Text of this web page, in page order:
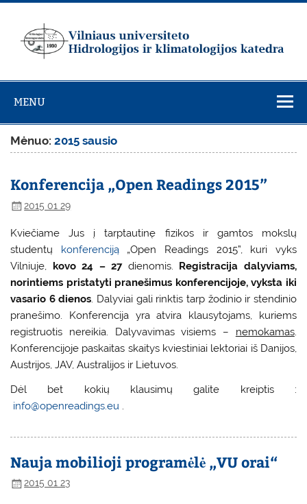
Skip
universiteto
Hidrologijos ir
klimatologijos
katedra
MENU
Mėnuo:2015 sausio
Konferencija „Open Readings 2015”
2015 01 29
Kviečiame Jus į tarptautinę fizikos ir gamtos mokslų
studentų
konferenciją„Open Readings 2015”, kuri vyks
Vilniuje,
kovo 24 – 27dienomis.
Registracija dalyviams,
norintiems pristatyti pranešimus konferencijoje, vyksta iki
vasario 6 dienos. Dalyviai gali rinktis tarp žodinio ir stendinio
pranešimo. Konferencija yra atvira klausytojams, kuriems
registruotis nereikia. Dalyvavimas visiems – nemokamas.
Konferencijoje paskaitas skaitys kviestiniai lektoriai iš Danijos,
Austrijos, JAV, Australijos ir Lietuvos.
Dėl bet kokių klausimų galite kreiptis :
info@openreadings.eu .
Nauja mobilioji programėlė „VU orai“
2015 01 23